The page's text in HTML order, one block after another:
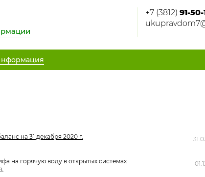
+7 (3812) 91-50-
на 31 декабря 2020 г.
на горячую воду в открытых системах